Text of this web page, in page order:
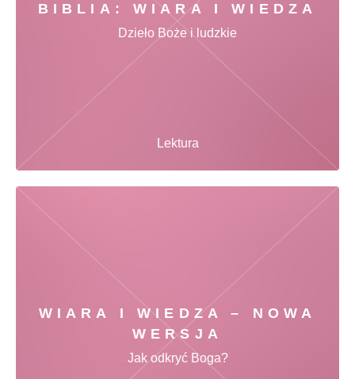
BIBLIA: WIARA I WIEDZA
Lektura
Dzieło Boże i ludzkie
WIARA I WIEDZA – NOWA
WERSJA
Jak odkryć Boga?